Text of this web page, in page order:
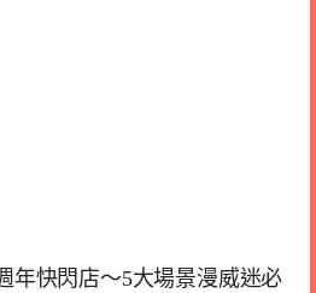
年快閃店～5大場景漫威迷必